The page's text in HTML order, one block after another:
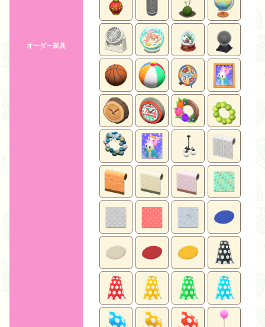
オーダー家具